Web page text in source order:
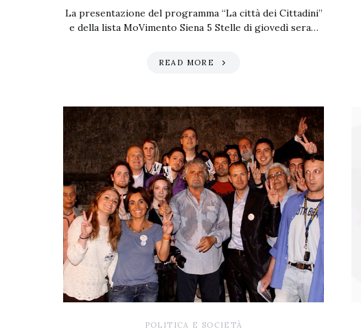
La presentazione del programma “La città dei Cittadini”
e della lista MoVimento Siena 5 Stelle di giovedì sera…
READ MORE
POLITICA E SOCIETÀ